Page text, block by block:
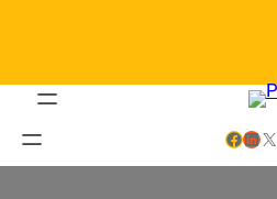
Facebook LinkedIn X